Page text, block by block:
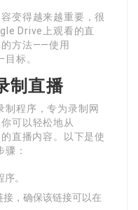
变得越来越重要，很
Drive上观看的直
的方法——使用
标。
制直播
制程序，专为录制网
可以轻松地从
直播内容。以下是使
：
序。
，确保该链接可以在